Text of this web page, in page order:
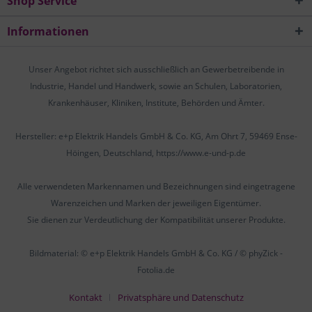
Informationen
Unser Angebot richtet sich ausschließlich an Gewerbetreibende in
Industrie, Handel und Handwerk, sowie an Schulen, Laboratorien,
Krankenhäuser, Kliniken, Institute, Behörden und Ämter.
Hersteller: e+p Elektrik Handels GmbH & Co. KG, Am Ohrt 7, 59469 Ense-
Höingen, Deutschland, https://www.e-und-p.de
Alle verwendeten Markennamen und Bezeichnungen sind eingetragene
Warenzeichen und Marken der jeweiligen Eigentümer.
Sie dienen zur Verdeutlichung der Kompatibilität unserer Produkte.
Bildmaterial: © e+p Elektrik Handels GmbH & Co. KG / © phyZick -
Fotolia.de
Kontakt
Privatsphäre und Datenschutz